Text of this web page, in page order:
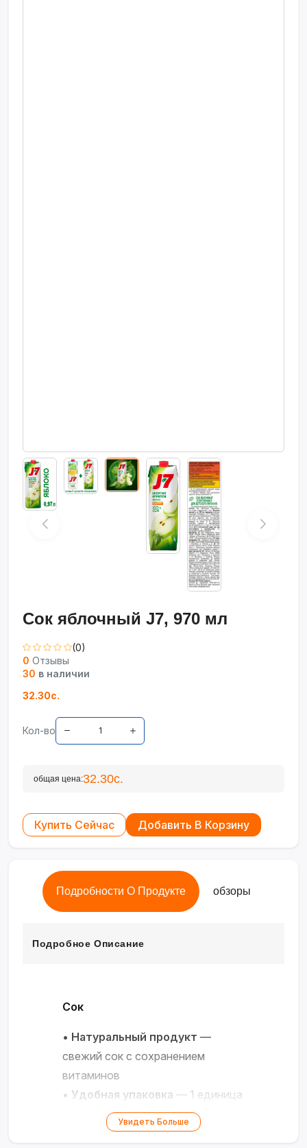
Сок яблочный J7, 970 мл
(0)
0 Отзывы
30 в наличии
32.30с.
Кол-во
общая цена:32.30с.
Купить Сейчас Добавить В Корзину
Подробности О Продукте обзоры
Подробное Описание
Сок
• Натуральный продукт —
свежий сок с сохранением
витаминов
• Удобная упаковка — 1 единица
Оптимальные условия
Увидеть Больше